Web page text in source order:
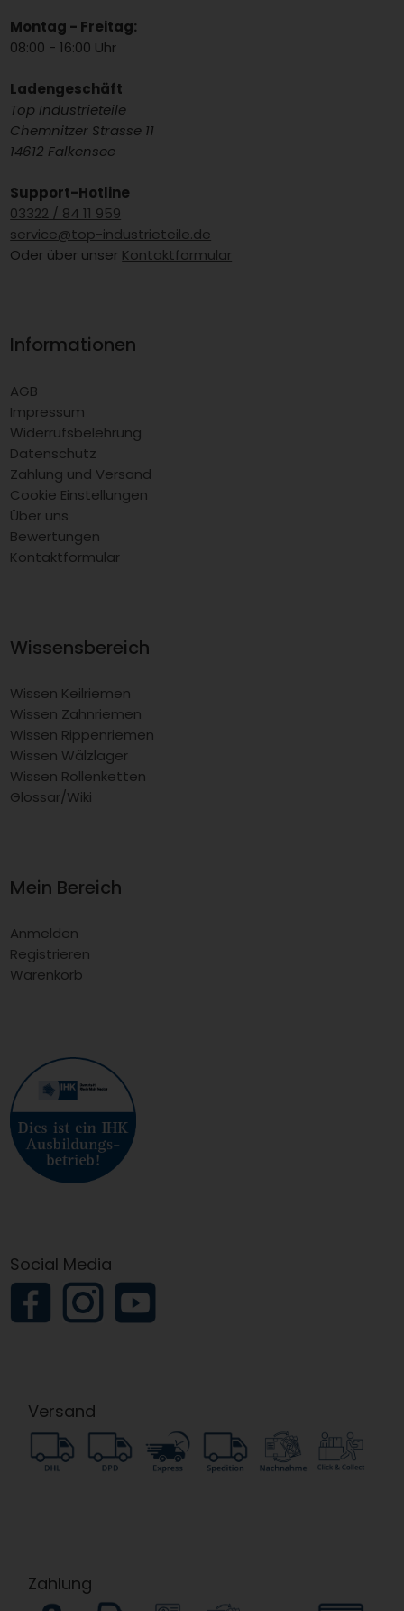
Montag - Freitag:
08:00 - 16:00 Uhr
Ladengeschäft
Top Industrieteile
Chemnitzer Strasse 11
14612 Falkensee
Support-Hotline
03322 / 84 11 959
service@top-industrieteile.de
Oder über unser Kontaktformular
Informationen
AGB
Impressum
Widerrufsbelehrung
Datenschutz
Zahlung und Versand
Cookie Einstellungen
Über uns
Bewertungen
Kontaktformular
Wissensbereich
Wissen Keilriemen
Wissen Zahnriemen
Wissen Rippenriemen
Wissen Wälzlager
Wissen Rollenketten
Glossar/Wiki
Mein Bereich
Anmelden
Registrieren
Warenkorb
Social Media
Versand
Zahlung